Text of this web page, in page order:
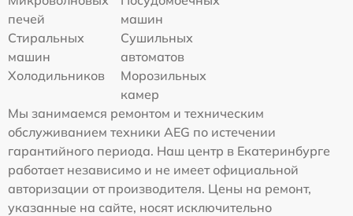
печей
машин
Стиральных
машин
Сушильных
автоматов
Холодильников
Морозильных
камер
Мы занимаемся ремонтом и техническим
обслуживанием техники AEG по истечении
гарантийного периода. Наш центр в Екатеринбурге
работает независимо и не имеет официальной
авторизации от производителя. Цены на ремонт,
указанные на сайте, носят исключительно